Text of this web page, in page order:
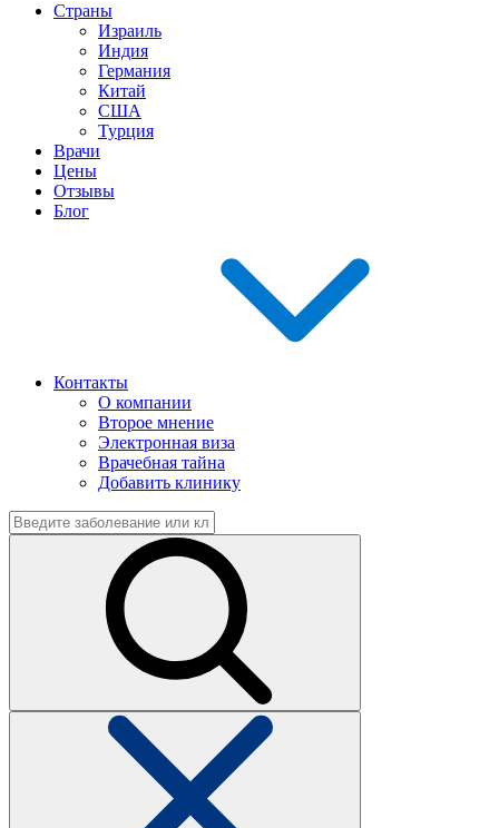
Страны
Израиль
Индия
Германия
Китай
США
Турция
Врачи
Цены
Отзывы
Блог
Контакты
О компании
Второе мнение
Электронная виза
Врачебная тайна
Добавить клинику